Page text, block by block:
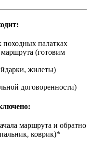
палатках
(готовим
жилеты)
договоренности)
маршрута и обратно
коврик)*